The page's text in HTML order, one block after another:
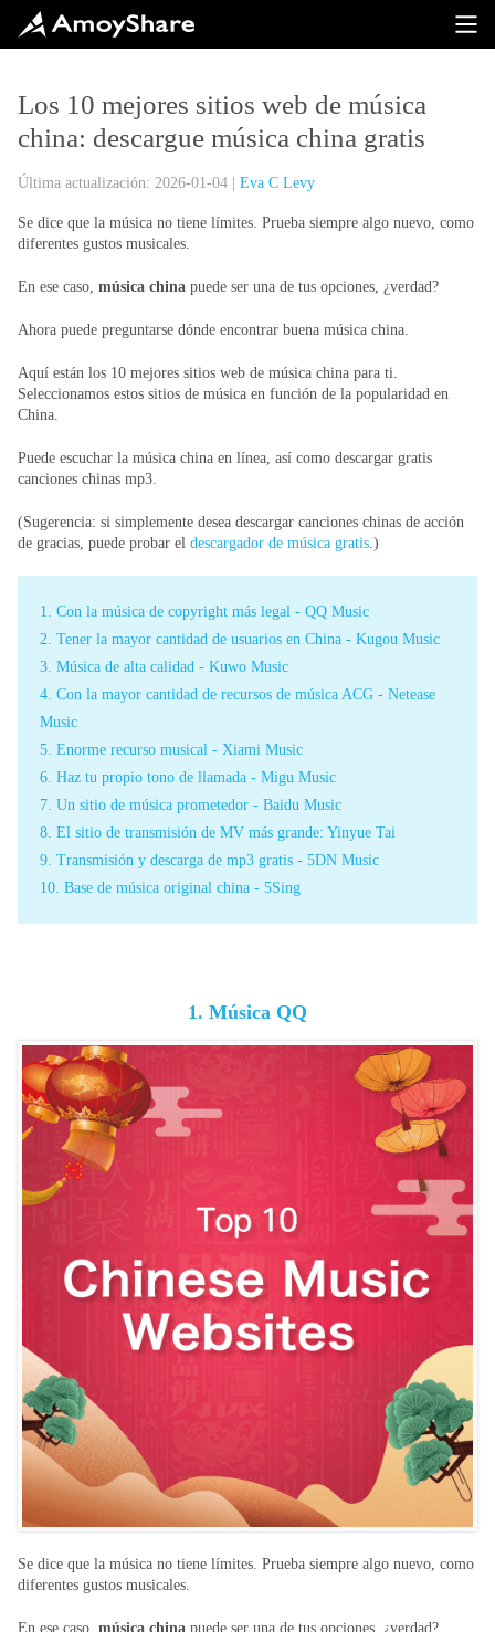
Los 10 mejores sitios web de música
china: descargue música china gratis
Última actualización: 2026-01-04 | Eva C Levy
Se dice que la música no tiene límites. Prueba siempre algo nuevo, como
diferentes gustos musicales.
En ese caso, música china puede ser una de tus opciones, ¿verdad?
Ahora puede preguntarse dónde encontrar buena música china.
Aquí están los 10 mejores sitios web de música china para ti.
Seleccionamos estos sitios de música en función de la popularidad en
China.
Puede escuchar la música china en línea, así como descargar gratis
canciones chinas mp3.
(Sugerencia: si simplemente desea descargar canciones chinas de acción
de gracias, puede probar el descargador de música gratis.)
1. Con la música de copyright más legal - QQ Music
2. Tener la mayor cantidad de usuarios en China - Kugou Music
3. Música de alta calidad - Kuwo Music
4. Con la mayor cantidad de recursos de música ACG - Netease
Music
5. Enorme recurso musical - Xiami Music
6. Haz tu propio tono de llamada - Migu Music
7. Un sitio de música prometedor - Baidu Music
8. El sitio de transmisión de MV más grande: Yinyue Tai
9. Transmisión y descarga de mp3 gratis - 5DN Music
10. Base de música original china - 5Sing
1. Música QQ
Se dice que la música no tiene límites. Prueba siempre algo nuevo, como
diferentes gustos musicales.
En ese caso, música china puede ser una de tus opciones, ¿verdad?